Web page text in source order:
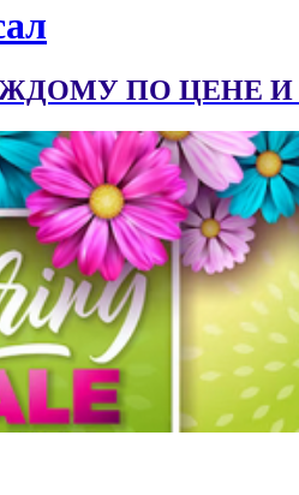
ПО ЦЕНЕ И